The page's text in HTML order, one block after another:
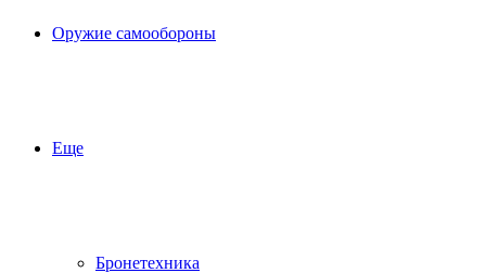
Оружие самообороны
Еще
Бронетехника